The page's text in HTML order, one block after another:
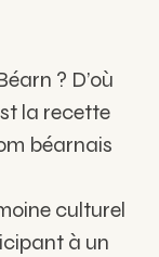
? D’où
la recette
béarnais
culturel
à un